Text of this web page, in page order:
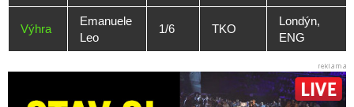
Výhra
Emanuele
Leo
1/6 TKO
Londýn,
ENG